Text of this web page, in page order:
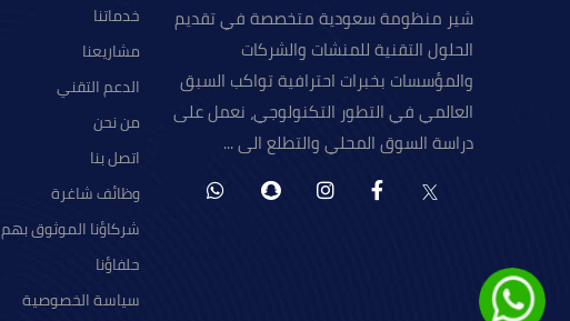
شير منظومة سعودية متخصصة في تقديم
الحلول التقنية للمنشات والشركات
والمؤسسات بخبرات احترافية تواكب السبق
العالمي في التطور التكنولوجي، نعمل على
دراسة السوق المحلي والتطلع الى ...
خدماتنا
مشاريعنا
الدعم التقني
من نحن
اتصل بنا
وظائف شاغرة
شركاؤنا الموثوق بهم
حلفاؤنا
سياسة الخصوصية